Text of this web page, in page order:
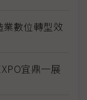
數位轉型效
宜鼎一展